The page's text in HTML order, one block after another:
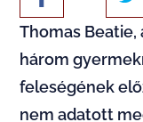
Thomas Beatie,
három
feleségének
nem adatott